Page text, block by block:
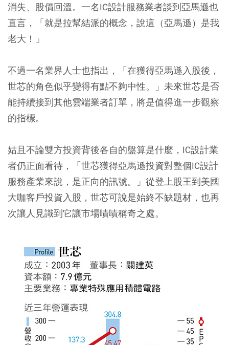
消失、股價回溫。一名IC設計服務業者談到亞馬遜也
直言，「就是拉幫結派的概念，說這（亞馬遜）是我
老大！」
不過一名業界人士也指出，「在獲得亞馬遜入股後，
世芯的角色似乎變得有點不夠中性。」未來世芯是否
能持續接到其他雲端業者訂單，將是值得進一步觀察
的指標。
姑且不論雙方投資背後各自的盤算是什麼，IC設計業
者仍正面看待，「世芯獲得亞馬遜投資對整個IC設計
服務產業來說，是正向的訊號。」從登上股王到美國
大咖客戶投資入股，世芯可說是始終不缺題材，也再
次讓人見識到它讓市場嘖嘖稱奇之處。